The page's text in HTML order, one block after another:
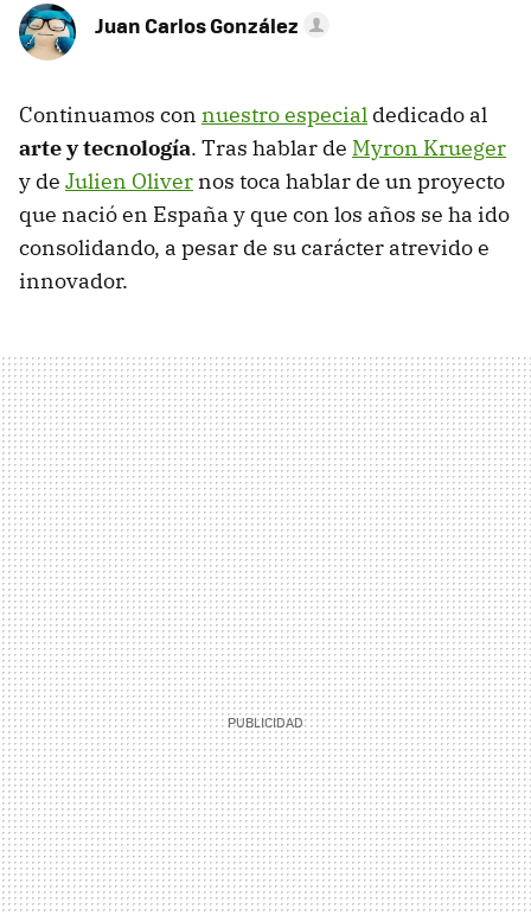
Juan Carlos González
Continuamos con nuestro especial dedicado al
arte y tecnología. Tras hablar de Myron Krueger
y de Julien Oliver nos toca hablar de un proyecto
que nació en España y que con los años se ha ido
consolidando, a pesar de su carácter atrevido e
innovador.